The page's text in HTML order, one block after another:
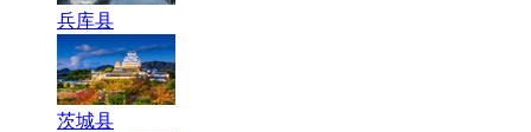
兵库县
茨城县